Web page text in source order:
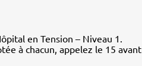
en Tension – Niveau 1.
à chacun, appelez le 15 avant